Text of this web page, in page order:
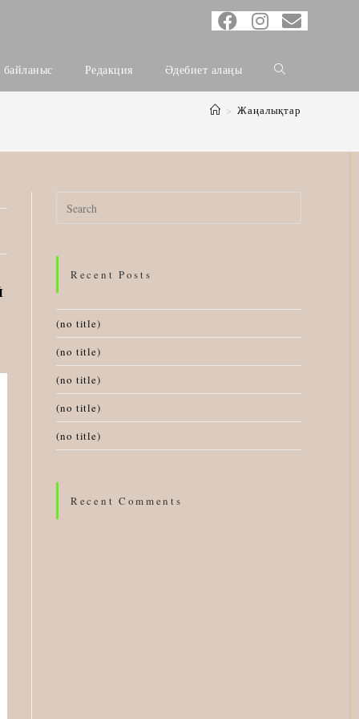
байланыс Редакция Әдебиет алаңы
> Жаңалықтар
Recent Posts
(no title)
(no title)
(no title)
(no title)
(no title)
Recent Comments